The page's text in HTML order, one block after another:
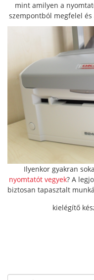
mint amilyen a
szempontból megfelel
Ilyenkor gyakran
nyomtatót vegyek? A
biztosan tapasztalt
kielégítő